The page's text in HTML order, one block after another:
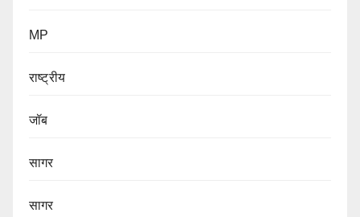
MP
राष्ट्रीय
जॉब
सागर
सागर